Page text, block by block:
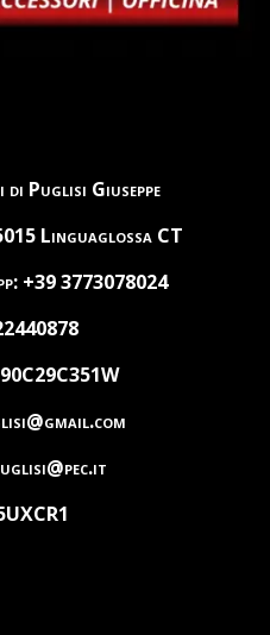
Puglisi Giuseppe
Linguaglossa CT
+39 3773078024